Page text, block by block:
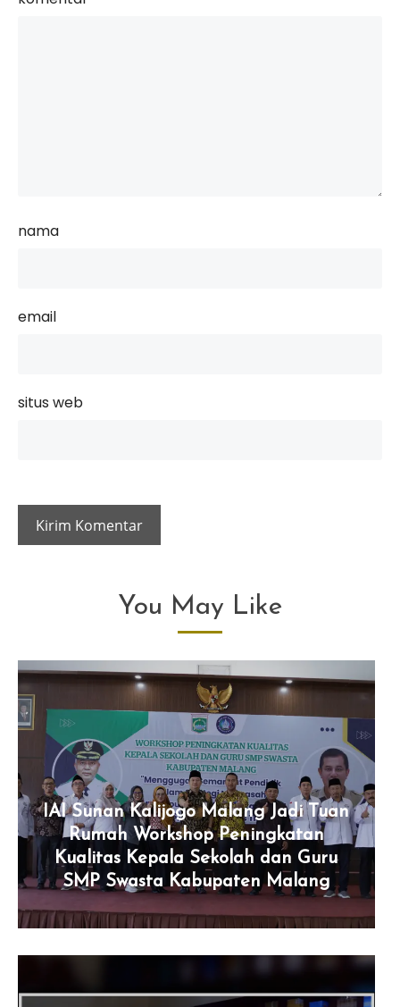
nama
email
situs web
You May Like
IAI Sunan Kalijogo Malang Jadi Tuan
Rumah Workshop Peningkatan
Kualitas Kepala Sekolah dan Guru
SMP Swasta Kabupaten Malang